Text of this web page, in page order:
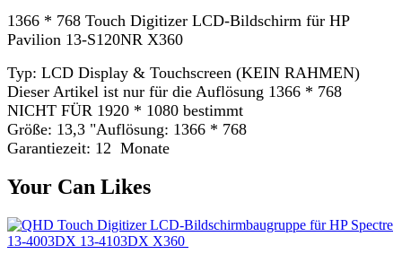
1366 * 768 Touch Digitizer LCD-Bildschirm für HP
Pavilion 13-S120NR X360
Typ: LCD Display & Touchscreen (KEIN RAHMEN)
Dieser Artikel ist nur für die Auflösung 1366 * 768
NICHT FÜR 1920 * 1080 bestimmt
Größe: 13,3 "Auflösung: 1366 * 768
Garantiezeit: 12 Monate
Your Can Likes